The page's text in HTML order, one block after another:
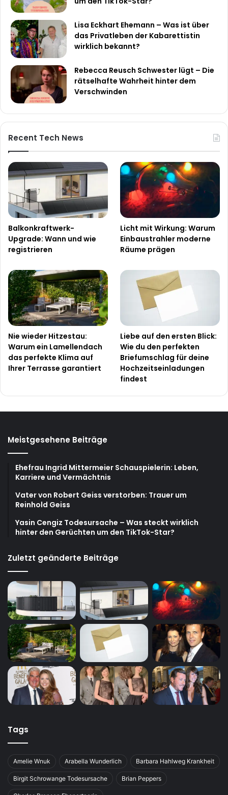
Lisa Eckhart Ehemann – Was ist über
das Privatleben der Kabarettistin
wirklich bekannt?
Rebecca Reusch Schwester lügt – Die
rätselhafte Wahrheit hinter dem
Verschwinden
Recent Tech News
Balkonkraftwerk-
Upgrade: Wann und wie
registrieren
Licht mit Wirkung: Warum
Einbaustrahler moderne
Räume prägen
Nie wieder Hitzestau:
Warum ein Lamellendach
das perfekte Klima auf
Ihrer Terrasse garantiert
Liebe auf den ersten Blick:
Wie du den perfekten
Briefumschlag für deine
Hochzeitseinladungen
findest
Meistgesehene Beiträge
Ehefrau Ingrid Mittermeier Schauspielerin: Leben,
Karriere und Vermächtnis
Vater von Robert Geiss verstorben: Trauer um
Reinhold Geiss
Yasin Cengiz Todesursache – Was steckt wirklich
hinter den Gerüchten um den TikTok-Star?
Zuletzt geänderte Beiträge
Tags
Amelie Wnuk Arabella Wunderlich Barbara Hahlweg Krankheit
Birgit Schrowange Todesursache Brian Peppers